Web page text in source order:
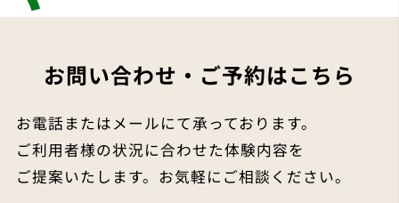
お問い合わせ・ご予約はこちら
お電話またはメールにて承っております。
ご利用者様の状況に合わせた体験内容を
ご提案いたします。お気軽にご相談ください。